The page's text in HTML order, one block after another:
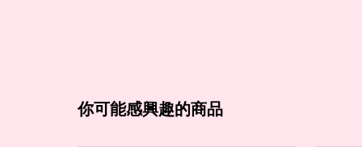
你可能感興趣的商品